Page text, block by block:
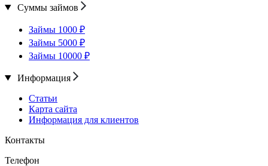
Суммы займов
Займы 1000 ₽
Займы 5000 ₽
Займы 10000 ₽
Информация
Статьи
Карта сайта
Информация для клиентов
Контакты
Телефон